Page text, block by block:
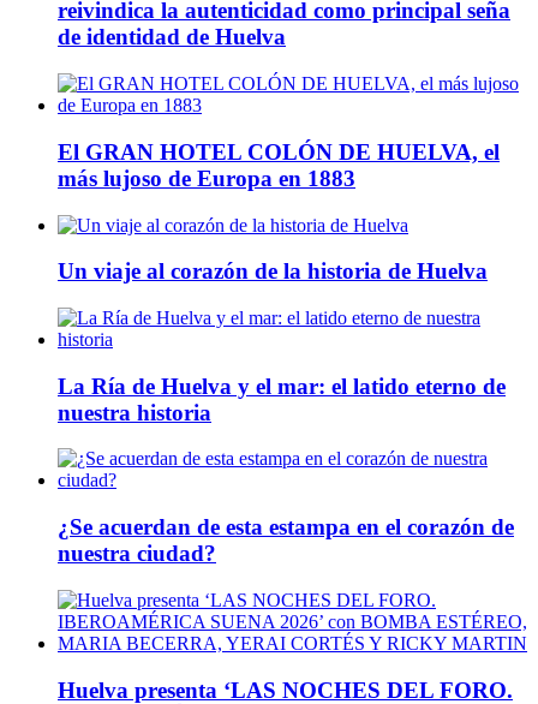
reivindica la autenticidad como principal seña
de identidad de Huelva
El GRAN HOTEL COLÓN DE HUELVA, el
más lujoso de Europa en 1883
Un viaje al corazón de la historia de Huelva
La Ría de Huelva y el mar: el latido eterno de
nuestra historia
¿Se acuerdan de esta estampa en el corazón de
nuestra ciudad?
Huelva presenta ‘LAS NOCHES DEL FORO.